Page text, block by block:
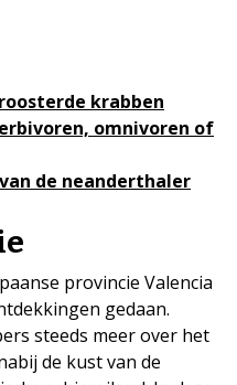
krabben
omnivoren of
de neanderthaler
provincie Valencia
gedaan.
steeds meer over het
de kust van de